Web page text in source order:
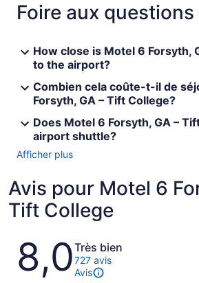
Foire aux questions
How close is Motel 6 Forsyth,
to the airport?
Combien cela coûte-t-il de
Forsyth, GA – Tift College?
Does Motel 6 Forsyth, GA –
airport shuttle?
Afficher plus
Avis pour Motel 6
Tift College
Avis
8,0Très bien
727 avis
Avis